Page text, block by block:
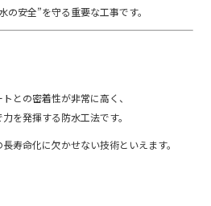
安全”を守る重要な工事です。
との密着性が非常に高く、
を発揮する防水工法です。
寿命化に欠かせない技術といえます。